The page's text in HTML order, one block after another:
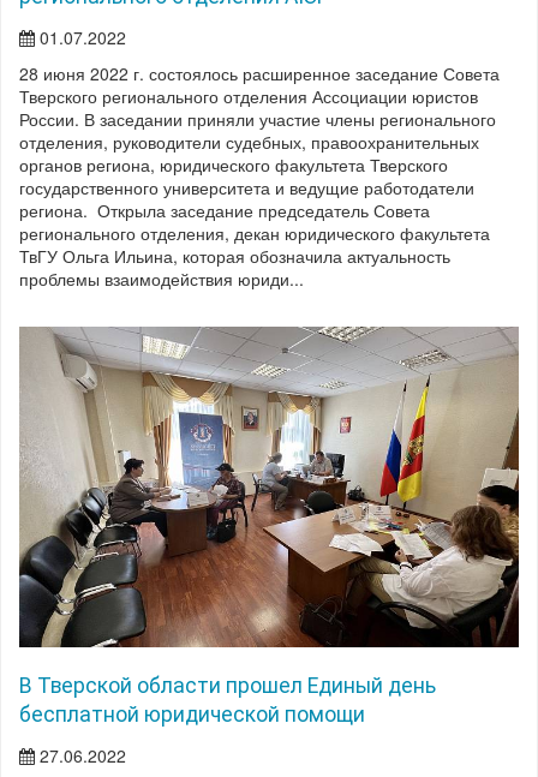
01.07.2022
28 июня 2022 г. состоялось расширенное заседание Совета
Тверского регионального отделения Ассоциации юристов
России. В заседании приняли участие члены регионального
отделения, руководители судебных, правоохранительных
органов региона, юридического факультета Тверского
государственного университета и ведущие работодатели
региона. Открыла заседание председатель Совета
регионального отделения, декан юридического факультета
ТвГУ Ольга Ильина, которая обозначила актуальность
проблемы взаимодействия юриди...
В Тверской области прошел Единый день
бесплатной юридической помощи
27.06.2022